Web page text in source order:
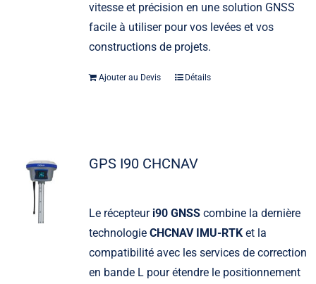
vitesse et précision en une solution GNSS
facile à utiliser pour vos levées et vos
constructions de projets.
Ajouter au Devis Détails
GPS I90 CHCNAV
Le récepteur i90 GNSS combine la dernière
technologie CHCNAV IMU-RTKet la
compatibilité avec les services de correction
en bande L pour étendre le positionnement